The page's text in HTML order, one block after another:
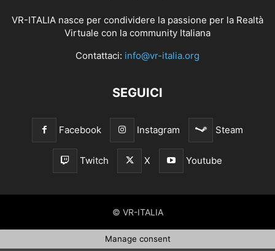
VR-ITALIA nasce per condividere la passione per la Realtà
Virtuale con la community Italiana
Contattaci: info@vr-italia.org
SEGUICI
Facebook Instagram Steam
Twitch X Youtube
© VR-ITALIA
Manage consent